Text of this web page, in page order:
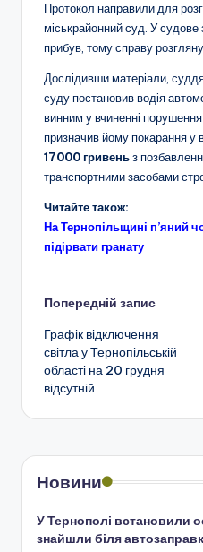
Протокол направили для
міськрайонний суд. У судове
прибув, тому справу
Дослідивши матеріали,
суду постановив водія
винним у вчиненні
призначив йому покарання у
17000 гривеньз
транспортними засобами
Читайте також:
На Тернопільщині п’яний
підірвати гранату
Навігація
по
запису
Попередній запис
Графік відключення
світла у Тернопільській
області на 20 грудня
відсутній
Новини
У Тернополі встановили
знайшли біля